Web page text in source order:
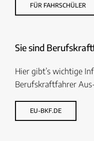
FÜR FAHRSCHÜLER
Sie sind
Hier gibt’s wichtige
Berufskraftfahrer
EU-BKF.DE